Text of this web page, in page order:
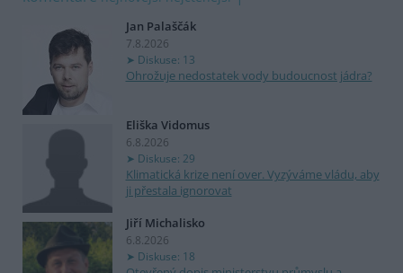
Jan Palaščák
7.8.2026
Diskuse: 13
Ohrožuje nedostatek vody budoucnost jádra?
Eliška Vidomus
6.8.2026
Diskuse: 29
Klimatická krize není over. Vyzýváme vládu, aby
ji přestala ignorovat
Jiří Michalisko
6.8.2026
Diskuse: 18